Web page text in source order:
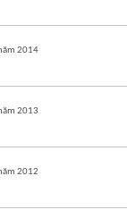
2014
2013
2012